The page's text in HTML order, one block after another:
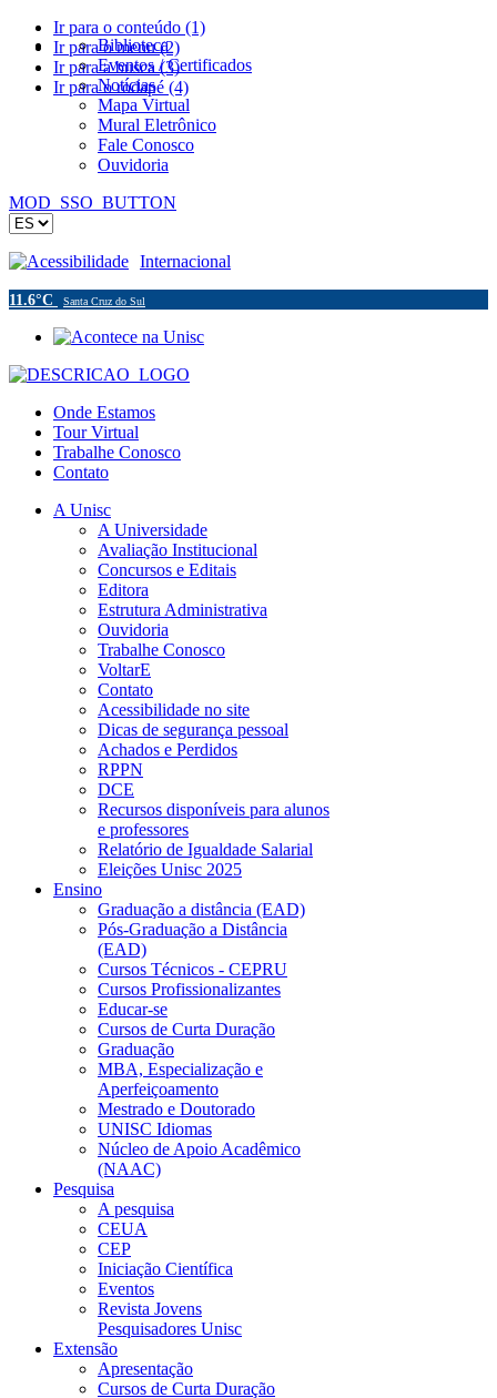
Ir para o conteúdo (1)
Ir para o menu (2)
Ir para a busca (3)
Ir para o rodapé (4)
Biblioteca
Eventos / Certificados
Notícias
Mapa Virtual
Mural Eletrônico
Fale Conosco
Ouvidoria
MOD_SSO_BUTTON
Acessibilidade Internacional
11.6°C Santa Cruz do Sul
Onde Estamos
Tour Virtual
Trabalhe Conosco
Contato
A Unisc
A Universidade
Avaliação Institucional
Concursos e Editais
Editora
Estrutura Administrativa
Ouvidoria
Trabalhe Conosco
VoltarE
Contato
Acessibilidade no site
Dicas de segurança pessoal
Achados e Perdidos
RPPN
DCE
Recursos disponíveis para alunos
e professores
Relatório de Igualdade Salarial
Eleições Unisc 2025
Ensino
Graduação a distância (EAD)
Pós-Graduação a Distância
(EAD)
Cursos Técnicos - CEPRU
Cursos Profissionalizantes
Educar-se
Cursos de Curta Duração
Graduação
MBA, Especialização e
Aperfeiçoamento
Mestrado e Doutorado
UNISC Idiomas
Núcleo de Apoio Acadêmico
(NAAC)
Pesquisa
A pesquisa
CEUA
CEP
Iniciação Científica
Eventos
Revista Jovens
Pesquisadores Unisc
Extensão
Apresentação
Cursos de Curta Duração